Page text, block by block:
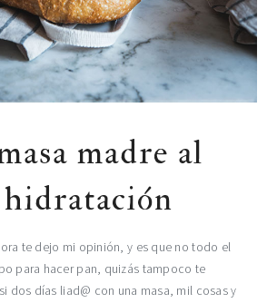
madre al
hidratación
te dejo mi opinión, y es que no todo el
para hacer pan, quizás tampoco te
dos días liad@ con una masa, mil cosas y